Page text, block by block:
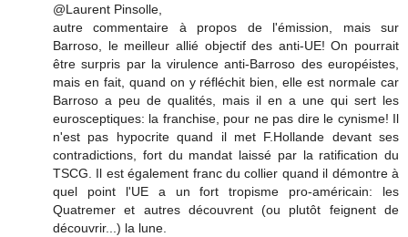
@Laurent Pinsolle,
autre commentaire à propos de l'émission, mais sur
Barroso, le meilleur allié objectif des anti-UE! On pourrait
être surpris par la virulence anti-Barroso des européistes,
mais en fait, quand on y réfléchit bien, elle est normale car
Barroso a peu de qualités, mais il en a une qui sert les
eurosceptiques: la franchise, pour ne pas dire le cynisme! Il
n'est pas hypocrite quand il met F.Hollande devant ses
contradictions, fort du mandat laissé par la ratification du
TSCG. Il est également franc du collier quand il démontre à
quel point l'UE a un fort tropisme pro-américain: les
Quatremer et autres découvrent (ou plutôt feignent de
découvrir...) la lune.